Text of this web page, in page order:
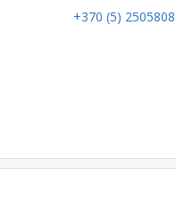
+370 (5) 2505808